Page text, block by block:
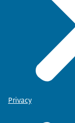
Privacy